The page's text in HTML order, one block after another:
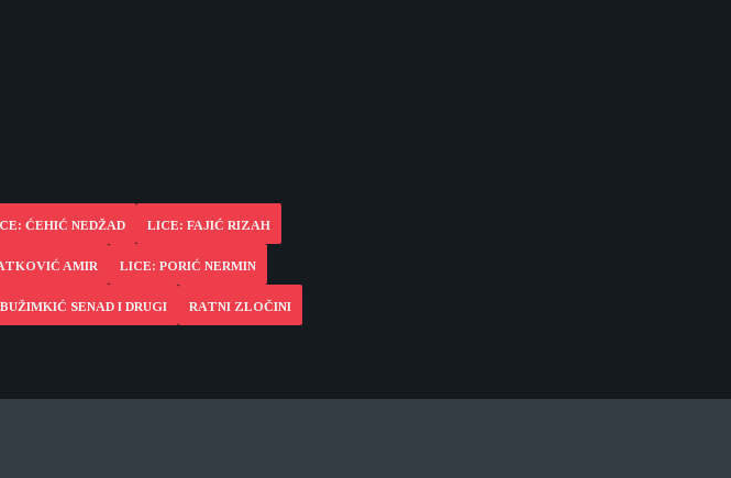
ĆEHIĆ NEDŽAD LICE: FAJIĆ RIZAH
AMIR LICE: PORIĆ NERMIN
SENAD I DRUGI RATNI ZLOČINI